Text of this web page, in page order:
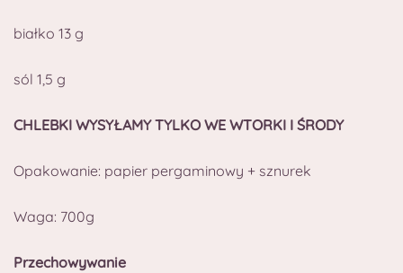
białko 13 g
sól 1,5 g
CHLEBKI WYSYŁAMY TYLKO WE WTORKI I ŚRODY
Opakowanie: papier pergaminowy + sznurek
Waga: 700g
Przechowywanie